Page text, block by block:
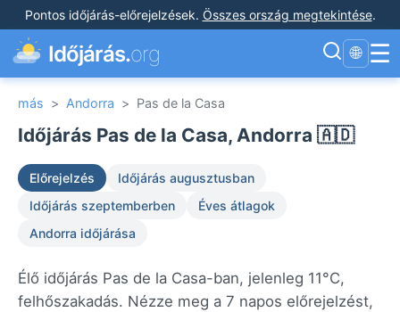
Pontos időjárás-előrejelzések. Összes ország megtekintése.
Időjárás.org 🌐 ☰
más > Andorra > Pas de la Casa
Időjárás Pas de la Casa, Andorra 🇦🇩
Előrejelzés
Időjárás augusztusban
Időjárás szeptemberben
Éves átlagok
Andorra időjárása
Élő időjárás Pas de la Casa-ban, jelenleg 11°C,
felhőszakadás. Nézze meg a 7 napos előrejelzést,